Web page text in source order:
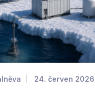
24. červen 2026